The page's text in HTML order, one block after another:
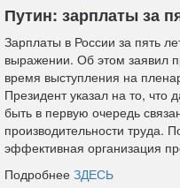
Путин: зарплаты за
Зарплаты в России за пять
выражении. Об этом заявил
время выступления на
Президент указал на то, что
быть в первую очередь
производительности труда.
эффективная организация
Подробнее ЗДЕСЬ